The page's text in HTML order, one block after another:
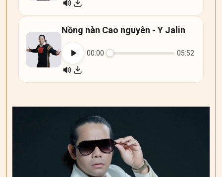
Nồng nàn Cao nguyên - Y Jalin
00:00 05:52